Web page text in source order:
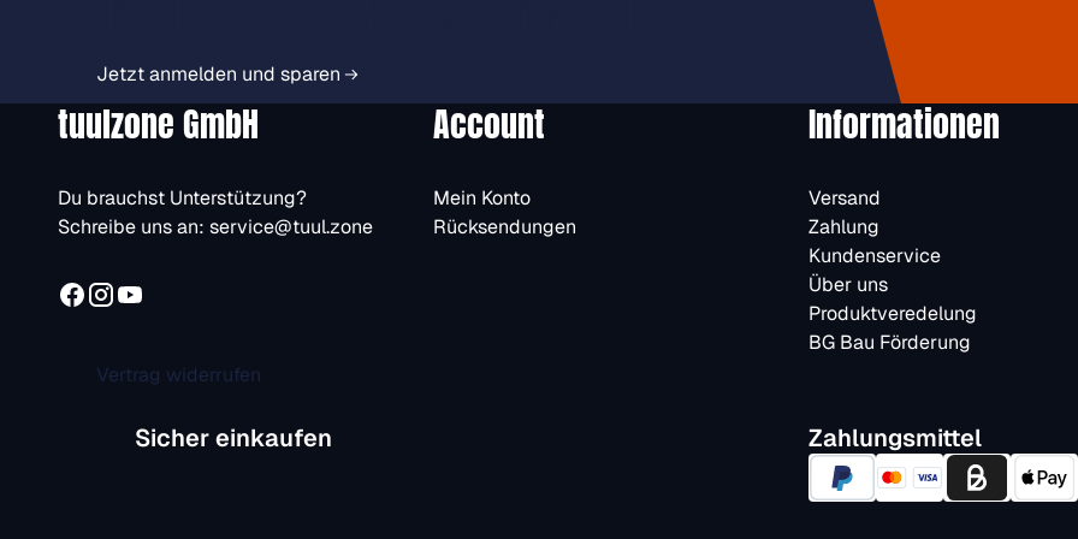
Jetzt anmelden und sparen
tuulzone GmbH
Du brauchst Unterstützung?
Schreibe uns an: service@tuul.zone
Vertrag widerrufen
Account
Mein Konto
Rücksendungen
Informationen
Versand
Zahlung
Kundenservice
Über uns
Produktveredelung
BG Bau Förderung
Sicher einkaufen Zahlungsmittel